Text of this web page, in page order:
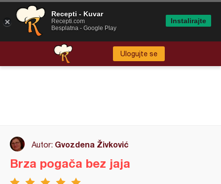
Ulogujte se
Autor: Gvozdena Živković
Brza pogača bez jaja
Recepti - Kuvar
Recepti.com
Besplatna - Google Play
Instalirajte